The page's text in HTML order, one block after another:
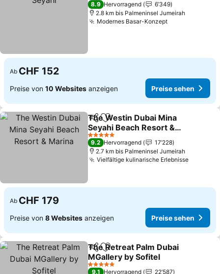
8.9 Hervorragend
6’349
2.8 km bis Palmeninsel Jumeirah
Modernes Basar-Konzept
Ab CHF 152
Preise von 10 Websites anzeigen Preise sehen
TeilenZu Favoriten hinzufügen
The Westin Dubai Mina
Seyahi Beach Resort &
Marina
5 Sterne
9.2 Hervorragend
17’228
2.7 km bis Palmeninsel Jumeirah
Vielfältige kulinarische Erlebnisse
Ab CHF 179
Preise von 8 Websites anzeigen Preise sehen
TeilenZu Favoriten hinzufügen
The Retreat Palm Dubai
MGallery by Sofitel
5 Sterne
9.1 Hervorragend 22’587